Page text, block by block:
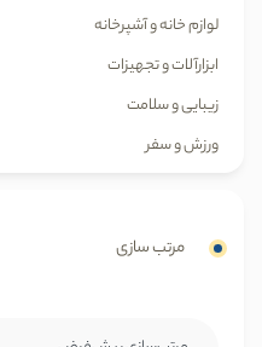
لوازم خانه و آشپرخانه
ابزارآلات و تجهیزات
زیبایی و سلامت
ورزش و سفر
مرتب سازی